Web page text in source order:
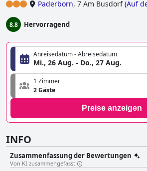
Paderborn, 7 Am Busdorf (Auf
8.8 Hervorragend
Anreisedatum - Abreisedatum
Mi., 26 Aug. - Do., 27 Aug.
1 Zimmer
2 Gäste
Preise anzeigen
INFO
Zusammenfassung der Bewertungen
Von KI zusammengefasst